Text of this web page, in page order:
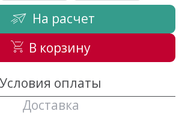
На расчет
В корзину
Условия оплаты
Доставка